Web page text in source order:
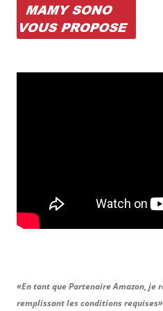
«En tant que Partenaire Amazon, je
remplissant les conditions requises»